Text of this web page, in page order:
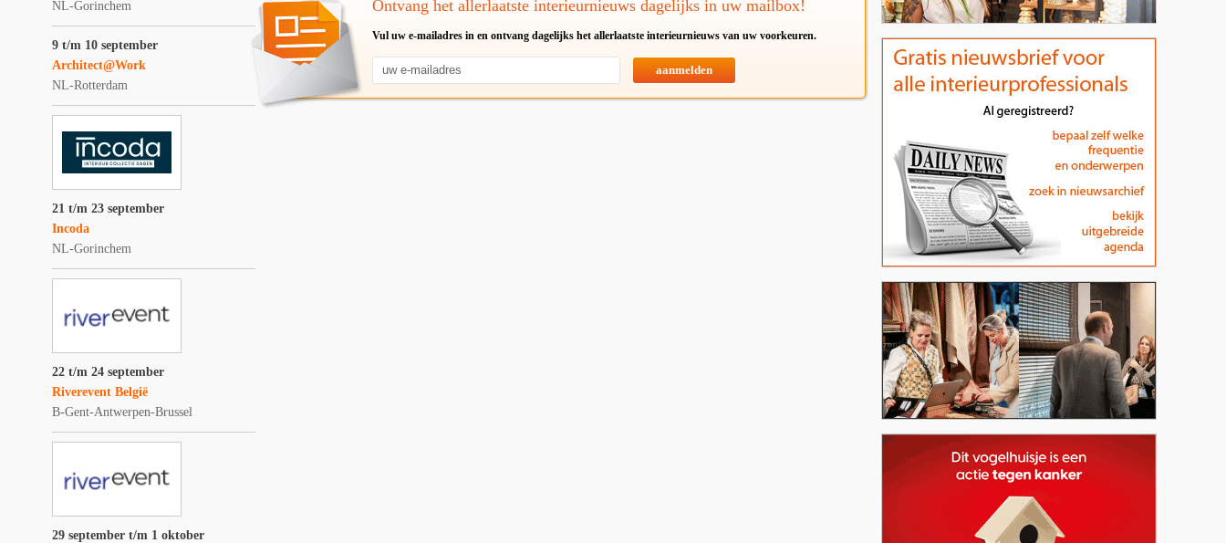
NL-Gorinchem
9 t/m 10 september
Architect@Work
NL-Rotterdam
21 t/m 23 september
Incoda
NL-Gorinchem
22 t/m 24 september
Riverevent België
B-Gent-Antwerpen-Brussel
29 september t/m 1 oktober
Ontvang het allerlaatste interieurnieuws dagelijks in uw mailbox!
Vul uw e-mailadres in en ontvang dagelijks het allerlaatste interieurnieuws van uw voorkeuren.
aanmelden